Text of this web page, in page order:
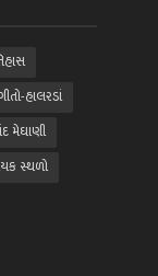
હાલરડાં
મેઘાણી
સ્થળો